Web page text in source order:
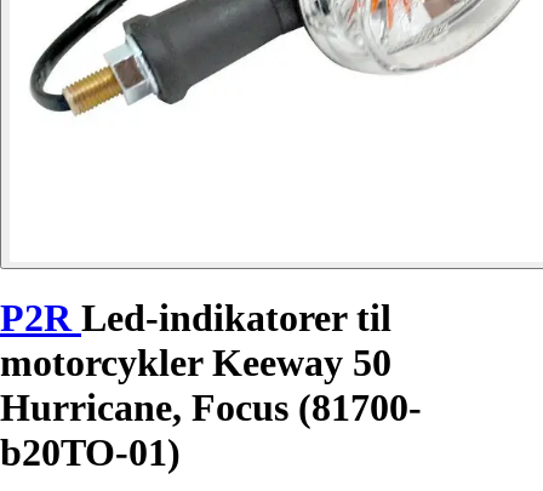
P2R Led-indikatorer til
motorcykler Keeway 50
Hurricane, Focus (81700-
b20TO-01)